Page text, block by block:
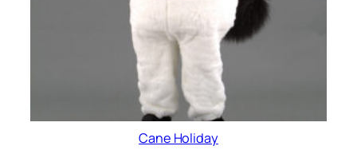
Cane Holiday